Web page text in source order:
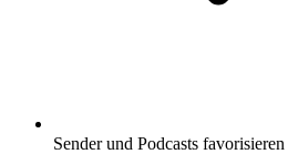
Sender und Podcasts favorisieren